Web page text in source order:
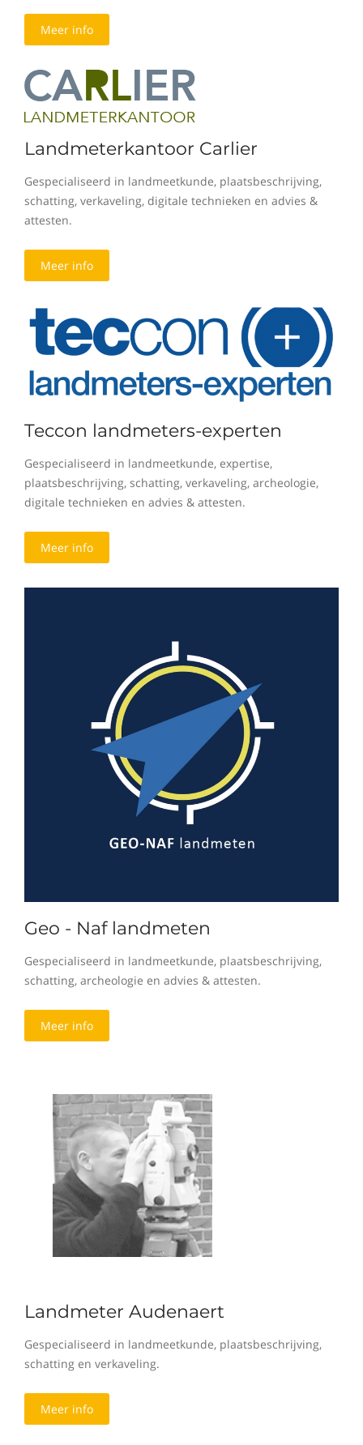
Meer info
Landmeterkantoor Carlier
Gespecialiseerd in landmeetkunde, plaatsbeschrijving,
schatting, verkaveling, digitale technieken en advies &
attesten.
Meer info
Teccon landmeters-experten
Gespecialiseerd in landmeetkunde, expertise,
plaatsbeschrijving, schatting, verkaveling, archeologie,
digitale technieken en advies & attesten.
Meer info
Geo - Naf landmeten
Gespecialiseerd in landmeetkunde, plaatsbeschrijving,
schatting, archeologie en advies & attesten.
Meer info
Landmeter Audenaert
Gespecialiseerd in landmeetkunde, plaatsbeschrijving,
schatting en verkaveling.
Meer info